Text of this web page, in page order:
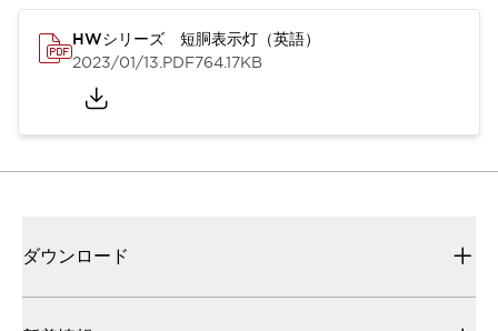
HWシリーズ 短胴表示灯（英語）
2023/01/13.PDF764.17KB
ダウンロード